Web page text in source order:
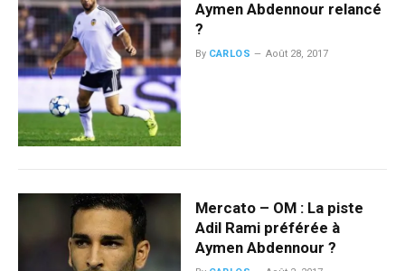
Aymen Abdennour relancé
?
By CARLOS Août 28, 2017
Mercato – OM : La piste
Adil Rami préférée à
Aymen Abdennour ?